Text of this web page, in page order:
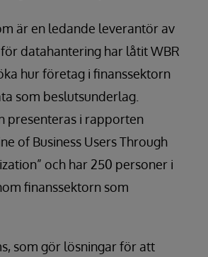
är en ledande leverantör av
datahantering har låtit WBR
hur företag i finanssektorn
som beslutsunderlag.
presenteras i rapporten
of Business Users Through
och har 250 personer i
finanssektorn som
som gör lösningar för att